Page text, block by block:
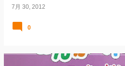
7月 30, 2012
0